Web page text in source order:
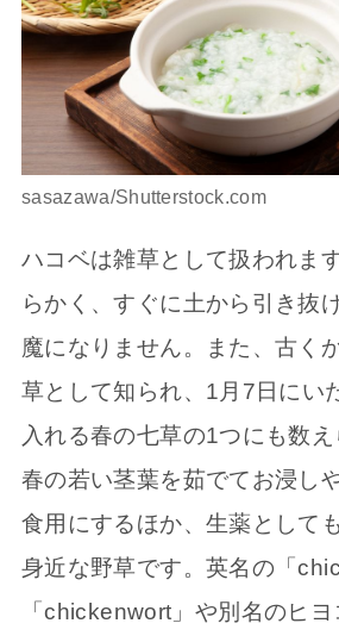
sasazawa/Shutterstock.com
ハコベは雑草として扱われま
らかく、すぐに土から引き抜
魔になりません。また、古く
草として知られ、1月7日にい
入れる春の七草の1つにも数え
春の若い茎葉を茹でてお浸し
食用にするほか、生薬として
身近な野草です。英名の「
「chickenwort」や別名のヒ